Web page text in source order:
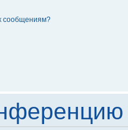
сообщениям?